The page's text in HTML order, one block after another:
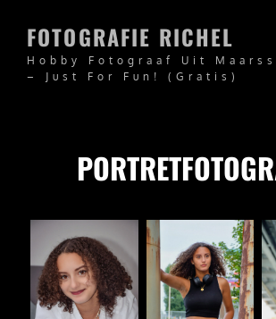
FOTOGRAFIE RICHEL
Hobby Fotograaf Uit
– Just For Fun! (Gratis)